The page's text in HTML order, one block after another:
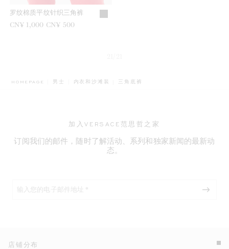
罗纹棉质平纹针织三角裤
之前是
CN¥ 1,000 现在是
CN¥ 500
HOMEPAGE 男士 内衣和沙滩装 BREADCRUMB.ADA.LABEL.CURRENT
三角底裤
加入VERSACE范思哲之家
订阅我们的邮件，随时了解活动、系列和独家新闻的最新动
态。
店铺分布